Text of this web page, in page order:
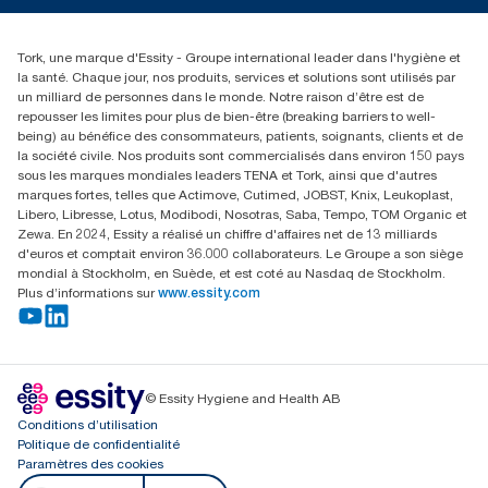
(866) 722-8675
Tork, une marque d'Essity - Groupe international leader dans l'hygiène et
la santé. Chaque jour, nos produits, services et solutions sont utilisés par
un milliard de personnes dans le monde. Notre raison d’être est de
repousser les limites pour plus de bien-être (breaking barriers to well-
being) au bénéfice des consommateurs, patients, soignants, clients et de
la société civile. Nos produits sont commercialisés dans environ 150 pays
sous les marques mondiales leaders TENA et Tork, ainsi que d'autres
marques fortes, telles que Actimove, Cutimed, JOBST, Knix, Leukoplast,
Libero, Libresse, Lotus, Modibodi, Nosotras, Saba, Tempo, TOM Organic et
Zewa. En 2024, Essity a réalisé un chiffre d'affaires net de 13 milliards
d'euros et comptait environ 36.000 collaborateurs. Le Groupe a son siège
mondial à Stockholm, en Suède, et est coté au Nasdaq de Stockholm.
Plus d’informations sur www.essity.com
© Essity Hygiene and Health AB
Conditions d’utilisation
Politique de confidentialité
Paramètres des cookies